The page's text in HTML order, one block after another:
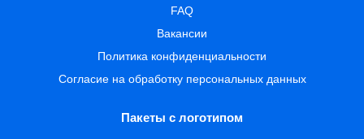
FAQ
Вакансии
Политика конфиденциальности
Согласие на обработку персональных данных
Пакеты с логотипом